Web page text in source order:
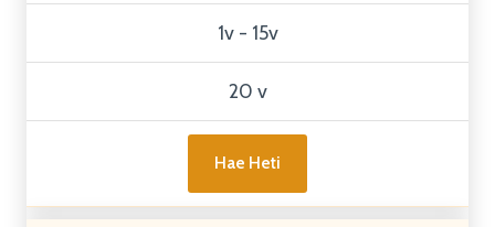
1v - 15v
20 v
Hae Heti